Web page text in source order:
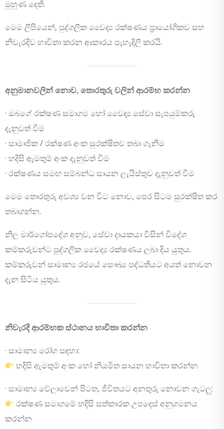
මුහුණ දෙති.
මෙම ලිපියෙන්, පුද්ගලික වෛද්‍ය රක්ෂණය ප්‍රායෝගිකව සහ
නිවැරදිව භාවිතා කරන ආකාරය පැහැදිලි කරයි.
අනුමානවලින් නොව, තොරතුරු වලින් ආරම්භ කරන්න
· ඔබගේ රක්ෂණ සමාගම හෝ වෛද්‍ය සේවා සැපයුම්කරු
දැනුවත් වීම
· සාමාජික / රක්ෂණ අංක සුරක්ෂිතව තබා ගැනීම
· හදිසි ඇමතුම් අංක දැනුවත් වීම
· රක්ෂණය සමඟ සම්බන්ධ සායන ලැයිස්තුව දැනුවත් වීම
මෙම තොරතුරු අවශ්‍ය වන විට නොව, පෙර සිටම සුරක්ෂිත කර
තබාගන්න.
නිල මාර්ගෝපදේශ අනුව, සේවා දායකයා විසින් විදේශ
කම්කරුවන්ට පුද්ගලික වෛද්‍ය රක්ෂණය ලබා දිය යුතුය.
කම්කරුවන් සාමාන්‍ය රජයේ සෞඛ්‍ය පද්ධතියට අයත් නොවන
දැන සිටිය යුතුය.
නිවැරදි ආරම්භක ස්ථානය භාවිතා කරන්න
· සාමාන්‍ය රෝග සඳහා:
හදිසි ඇමතුම් අංක හෝ නියමිත සායන භාවිතා කරන්න
· සාමාන්‍ය වේලාවෙන් පිටත, ජීවිතයට අනතුරු නොවන ගැටලු:
රක්ෂණ සමාගමේ හදිසි සත්කාරක උපදෙස් අනුගමනය
කරන්න